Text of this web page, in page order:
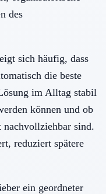
des
sich häufig, dass
die beste
im Alltag stabil
können und ob
nachvollziehbar sind.
reduziert spätere
ein geordneter